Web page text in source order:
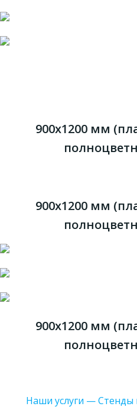
900х1200 мм
900х1200 мм
900х1200 мм
Наши услуги — Стенды